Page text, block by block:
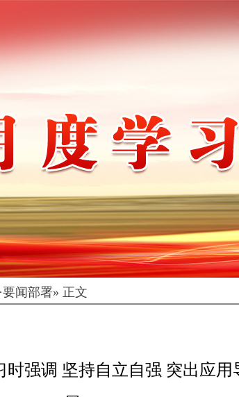
要闻部署» 正文
强调 坚持自立自强 突出应